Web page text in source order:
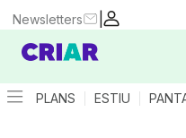
|
Newsletters
PLANS ESTIU